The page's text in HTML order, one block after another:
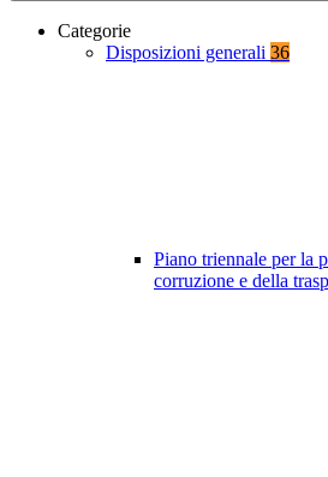
Categorie
Disposizioni generali 36
Piano triennale per la
corruzione e della